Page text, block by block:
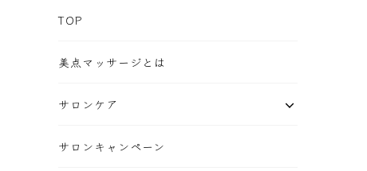
TOP
美点マッサージとは
サロンケア
サロンキャンペーン